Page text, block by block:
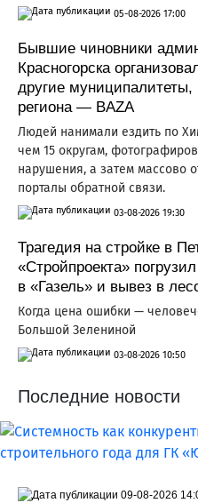
05-08-2026 17:00
Бывшие чиновники
Красногорска
другие
региона — BAZA
Людей нанимали ездить по
чем 15 округам,
нарушения, а затем массово
порталы обратной связи.
03-08-2026 19:30
Трагедия на стройке в
«Стройпроекта»
в «Газель» и вывез в
Когда цена ошибки —
Большой Зелениной
03-08-2026 10:50
Последние новости
09-08-2026